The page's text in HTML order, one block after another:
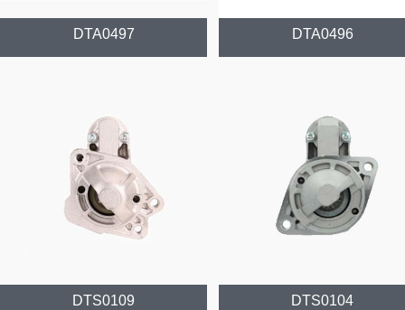
DTA0497 DTA0496
DTS0109 DTS0104